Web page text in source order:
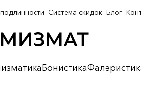
Бонистика
Система скидок Блог